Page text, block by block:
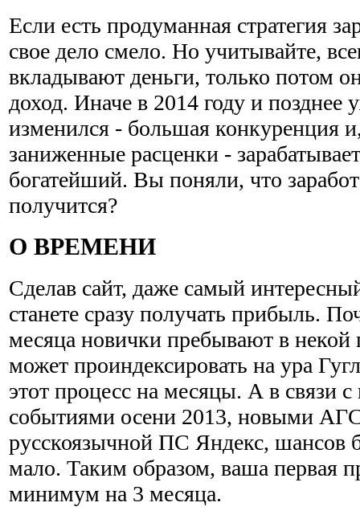
Если есть продуманная стратегия
свое дело смело. Но учитывайте,
вкладывают деньги, только потом
доход. Иначе в 2014 году и позднее
изменился - большая конкуренция
заниженные расценки -
богатейший. Вы поняли, что
получится?
О ВРЕМЕНИ
Сделав сайт, даже самый
станете сразу получать прибыль.
месяца новички пребывают в некой
может проиндексировать на ура
этот процесс на месяцы. А в связи
событиями осени 2013, новыми
русскоязычной ПС Яндекс, шансов
мало. Таким образом, ваша первая
минимум на 3 месяца.